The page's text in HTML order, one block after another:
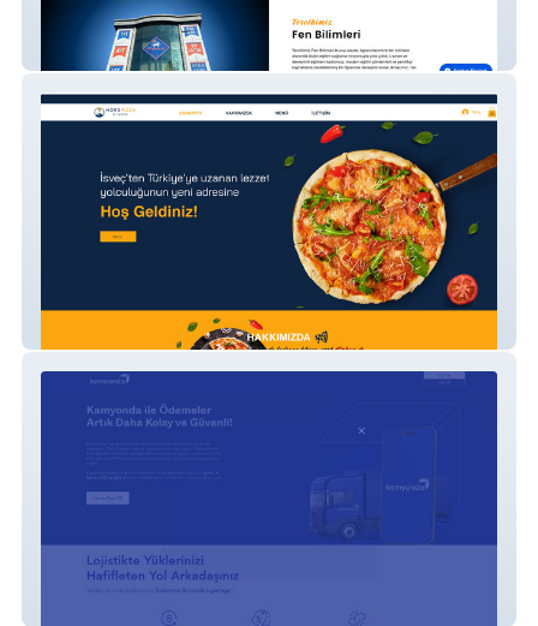
Tercihimiz Fen Bilimleri